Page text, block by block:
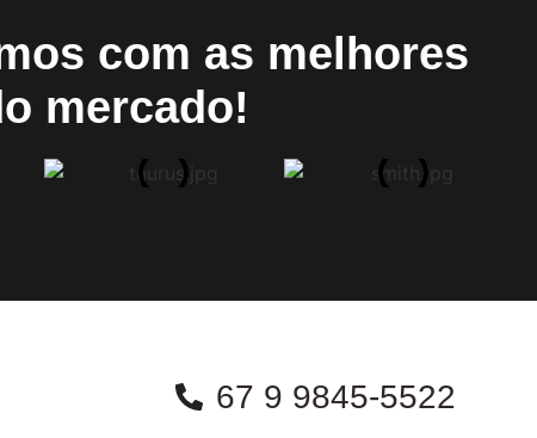
com as melhores
mercado!
67 9 9845-5522